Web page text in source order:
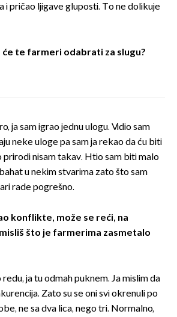
i pričao ljigave gluposti. To ne dolikuje
će te farmeri odabrati za slugu?
ja sam igrao jednu ulogu. Vidio sam
neke uloge pa sam ja rekao da ću biti
prirodi nisam takav. Htio sam biti malo
u nekim stvarima zato što sam
rade pogrešno.
konflikte, može se reći, na
što je farmerima zasmetalo
ja tu odmah puknem. Ja mislim da
Zato su se oni svi okrenuli po
ne sa dva lica, nego tri. Normalno,